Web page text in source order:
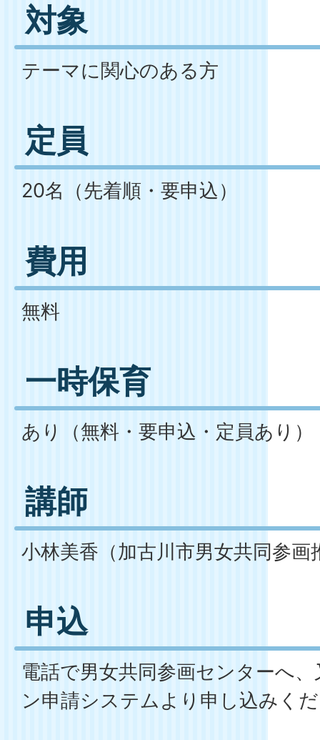
対象
テーマに関心のある方
定員
20名（先着順・要申込）
費用
無料
一時保育
あり（無料・要申込・定員あり）
講師
小林美香（加古川市男女共同参画
申込
電話で男女共同参画センターへ
ン申請システムより申し込みく